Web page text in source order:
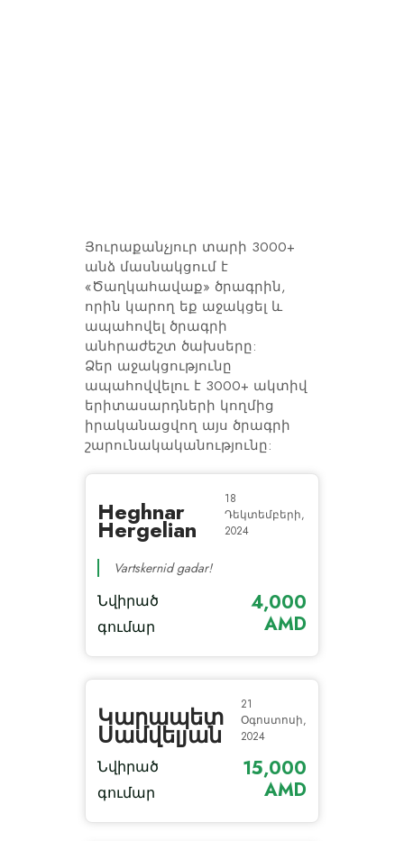
Յուրաքանչյուր տարի 3000+
անձ մասնակցում է
«Ծաղկահավաք» ծրագրին,
որին կարող եք աջակցել և
ապահովել ծրագրի
անհրաժեշտ ծախսերը:
Ձեր աջակցությունը
ապահովվելու է 3000+ ակտիվ
երիտասարդների կողմից
իրականացվող այս ծրագրի
շարունակականությունը:
Heghnar
Hergelian
18
Դեկտեմբերի,
2024
Vartskernid gadar!
Նվիրած
գումար
4,000
AMD
Կարապետ
Սամվելյան
21
Օգոստոսի,
2024
Նվիրած
գումար
15,000
AMD